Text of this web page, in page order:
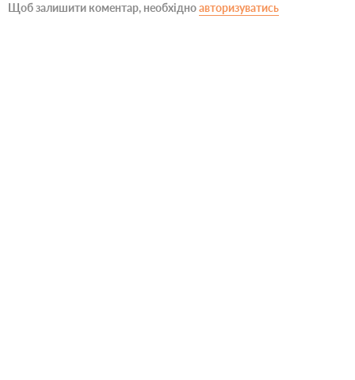
Щоб залишити коментар, необхідноавторизуватись